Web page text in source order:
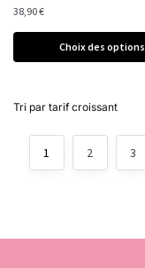
38,90€
Choix des options
1 2 3